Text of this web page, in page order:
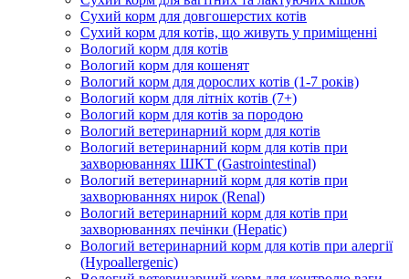
Сухий корм для довгошерстих котів
Сухий корм для котів, що живуть у приміщенні
Вологий корм для котів
Вологий корм для кошенят
Вологий корм для дорослих котів (1-7 років)
Вологий корм для літніх котів (7+)
Вологий корм для котів за породою
Вологий ветеринарний корм для котів
Вологий ветеринарний корм для котів при
захворюваннях ШКТ (Gastrointestinal)
Вологий ветеринарний корм для котів при
захворюваннях нирок (Renal)
Вологий ветеринарний корм для котів при
захворюваннях печінки (Hepatic)
Вологий ветеринарний корм для котів при алергії
(Hypoallergenic)